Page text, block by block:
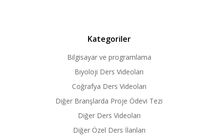
Kategoriler
Bilgisayar ve programlama
Biyoloji Ders Videoları
Coğrafya Ders Videoları
Diğer Branşlarda Proje Ödevi Tezi
Diğer Ders Videoları
Diğer Özel Ders İlanları